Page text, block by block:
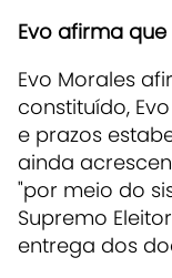
Evo afirma
Evo Morales
constituído,
e prazos
ainda
"por meio do
Supremo
entrega dos